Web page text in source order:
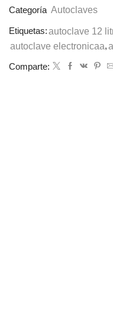
Categoría Autoclaves
Etiquetas:autoclave 12
autoclave electronicaa,
Comparte: